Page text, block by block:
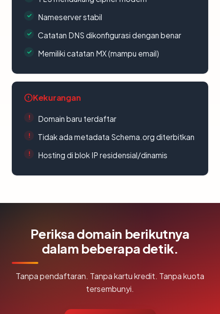
Nameserver stabil
Catatan DNS dikonfigurasi dengan benar
Memiliki catatan MX (mampu email)
Kekurangan
Domain baru terdaftar
Tidak ada metadata Schema.org diterbitkan
Hosting di blok IP residensial/dinamis
Periksa domain berikutnya
dalam beberapa detik.
Tanpa pendaftaran. Tanpa kartu kredit. Tanpa kuota
tersembunyi.